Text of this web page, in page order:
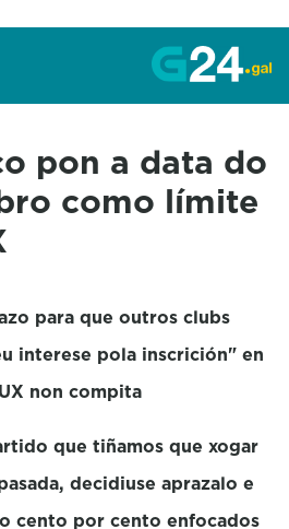
pon a data do
como límite
para que outros clubs
interese pola inscrición" en
non compita
que tiñamos que xogar
decidiuse aprazalo e
cento por cento enfocados